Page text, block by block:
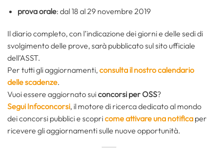
prova orale: dal 18 al 29 novembre 2019
Il diario completo, con l’indicazione dei giorni e delle sedi di
svolgimento delle prove, sarà pubblicato sul sito ufficiale
dell’ASST.
Per tutti gli aggiornamenti, consulta il nostro calendario
delle scadenze.
Vuoi essere aggiornato suiconcorsi per OSS?
Segui Infoconcorsi, il motore di ricerca dedicato al mondo
dei concorsi pubblici e scopricome attivare una notifica per
ricevere gli aggiornamenti sulle nuove opportunità.